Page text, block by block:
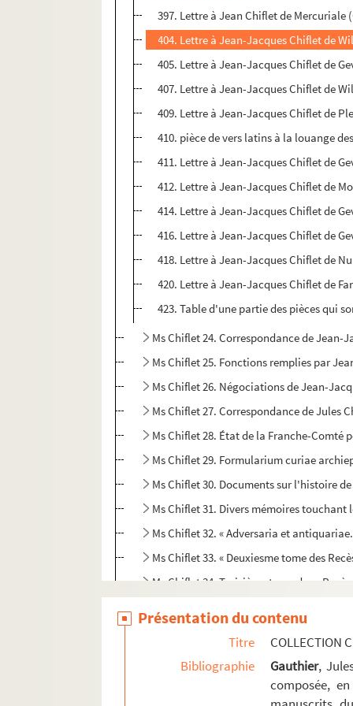
397. Lettre à Jean Chiflet de Mercuriale
404. Lettre à Jean-Jacques Chiflet de
405. Lettre à Jean-Jacques Chiflet de
407. Lettre à Jean-Jacques Chiflet de
409. Lettre à Jean-Jacques Chiflet de
410. pièce de vers latins à la louange
411. Lettre à Jean-Jacques Chiflet de
412. Lettre à Jean-Jacques Chiflet de
414. Lettre à Jean-Jacques Chiflet de
416. Lettre à Jean-Jacques Chiflet de
418. Lettre à Jean-Jacques Chiflet de
420. Lettre à Jean-Jacques Chiflet de
423. Table d'une partie des pièces qui
Ms Chiflet 24. Correspondance de
Ms Chiflet 25. Fonctions remplies par
Ms Chiflet 26. Négociations de Jean-
Ms Chiflet 27. Correspondance de Jules
Ms Chiflet 28. État de la Franche-Comté
Ms Chiflet 29. Formularium curiae
Ms Chiflet 30. Documents sur l'histoire
Ms Chiflet 31. Divers mémoires touchant
Ms Chiflet 32. « Adversaria et
Ms Chiflet 33. « Deuxiesme tome des
Ms Chiflet 34. Troisième tome des «
Ms Chiflet 38. Première conquête de la
Présentation du contenu
Titre
COLLECTION
Bibliographie
Gauthier,
composée,